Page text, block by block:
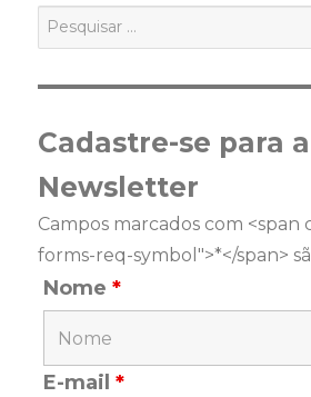
Pesquisar
por:
Cadastre-se para a
Newsletter
Campos marcados com <span
forms-req-symbol">*</span>
Nome*
E-mail*